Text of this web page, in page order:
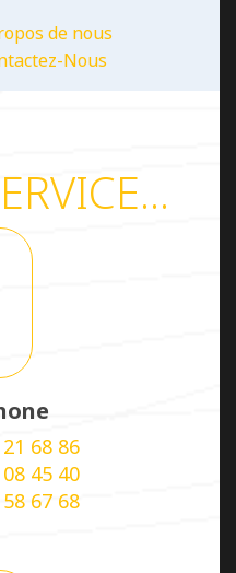
de nous
Nous
68 86
45 40
67 68